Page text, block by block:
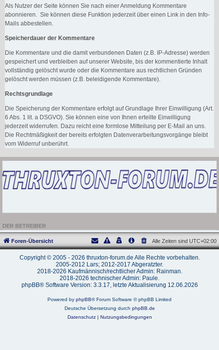
Als Nutzer der Seite können Sie nach einer Anmeldung Kommentare
abonnieren. Sie können diese Funktion jederzeit über einen Link in den Info-
Mails abbestellen.
Speicherdauer der Kommentare
Die Kommentare und die damit verbundenen Daten (z.B. IP-Adresse) werden
gespeichert und verbleiben auf unserer Website, bis der kommentierte Inhalt
vollständig gelöscht wurde oder die Kommentare aus rechtlichen Gründen
gelöscht werden müssen (z.B. beleidigende Kommentare).
Rechtsgrundlage
Die Speicherung der Kommentare erfolgt auf Grundlage Ihrer Einwilligung (Art.
6 Abs. 1 lit. a DSGVO). Sie können eine von Ihnen erteilte Einwilligung
jederzeit widerrufen. Dazu reicht eine formlose Mitteilung per E-Mail an uns.
Die Rechtmäßigkeit der bereits erfolgten Datenverarbeitungsvorgänge bleibt
vom Widerruf unberührt.
DER BETREIBER
Foren-Übersicht Alle Zeiten sind UTC+02:00
Copyright © 2005 - 2026 thruxton-forum.de Alle Rechte vorbehalten.
2005-2012 Lars; 2012-2017 Abgeratzter.
2018-2026 Kaufmännisch/rechtlicher Admin: Rainman.
2018-2026 technischer Admin: Paule.
phpBB® Software Version: 3.3.17, letzte Aktualisierung 12.06.2026
Powered by phpBB® Forum Software © phpBB Limited
Deutsche Übersetzung durch phpBB.de
Datenschutz| Nutzungsbedingungen